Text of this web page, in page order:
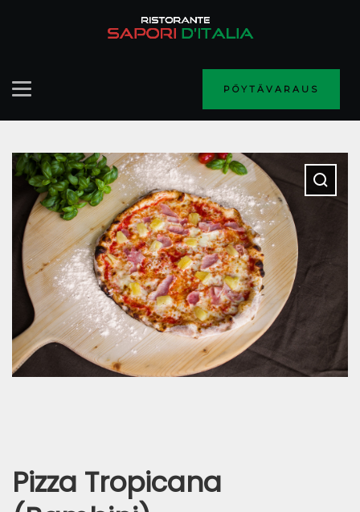
PÖYTÄVARAUS
Pizza Tropicana